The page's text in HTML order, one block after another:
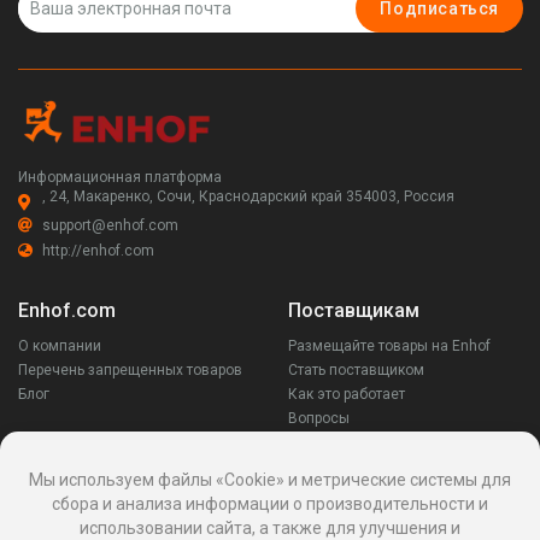
Подписаться
Информационная платформа
, 24, Макаренко, Сочи, Краснодарский край 354003, Россия
support@enhof.com
http://enhof.com
Enhof.com
О компании
Перечень запрещенных товаров
Блог
Поставщикам
Размещайте товары на Enhof
Стать поставщиком
Как это работает
Вопросы
Заказчикам
Аккаунт
Оставайся на связи
Мы используем файлы «Cookie» и метрические системы для
сбора и анализа информации о производительности и
использовании сайта, а также для улучшения и